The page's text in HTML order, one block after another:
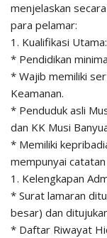
menjelaskan
para pelamar:
1. Kualifikasi Utama:
* Pendidikan
* Wajib memiliki
Keamanan.
* Penduduk asli
dan KK Musi
* Memiliki
mempunyai catatan
1. Kelengkapan
* Surat lamaran
besar) dan
* Daftar Riwayat